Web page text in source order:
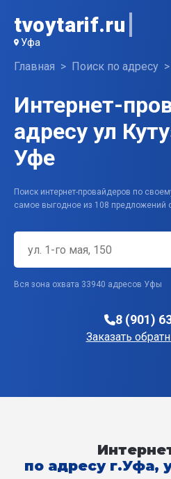
tvoytarif.ru
Уфа
Главная Поиск по адресу
Интернет-
адресу ул
Уфе
Поиск интернет-провайдеров по
самое выгодное из 108 предложений
Вся зона охвата 33940 адресов Уфы
8 (901)
Заказать
по адресу г.Уфа,